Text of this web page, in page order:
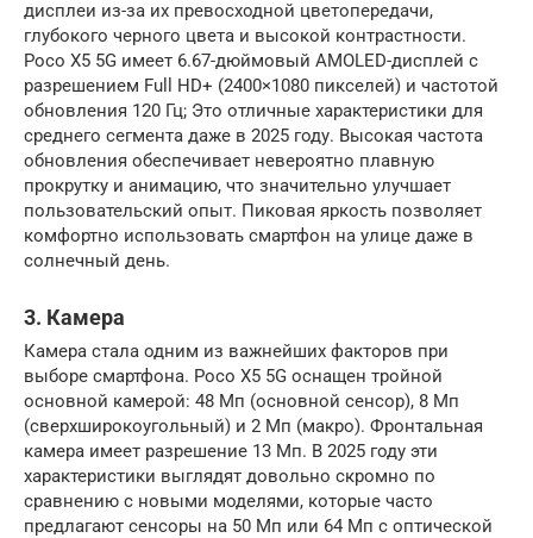
дисплеи из-за их превосходной цветопередачи,
глубокого черного цвета и высокой контрастности.
Poco X5 5G имеет 6.67-дюймовый AMOLED-дисплей с
разрешением Full HD+ (2400×1080 пикселей) и частотой
обновления 120 Гц; Это отличные характеристики для
среднего сегмента даже в 2025 году. Высокая частота
обновления обеспечивает невероятно плавную
прокрутку и анимацию, что значительно улучшает
пользовательский опыт. Пиковая яркость позволяет
комфортно использовать смартфон на улице даже в
солнечный день.
3. Камера
Камера стала одним из важнейших факторов при
выборе смартфона. Poco X5 5G оснащен тройной
основной камерой: 48 Мп (основной сенсор), 8 Мп
(сверхширокоугольный) и 2 Мп (макро). Фронтальная
камера имеет разрешение 13 Мп. В 2025 году эти
характеристики выглядят довольно скромно по
сравнению с новыми моделями, которые часто
предлагают сенсоры на 50 Мп или 64 Мп с оптической